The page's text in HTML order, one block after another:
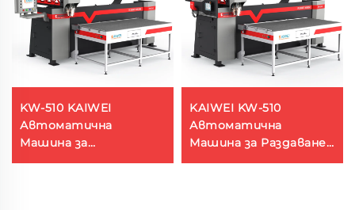
KW-510 KAIWEI
Автоматична
Машина за
Запечатване на
KAIWEI KW-510
Автоматична
Машина за Раздаване
Полиуретанова Пенна